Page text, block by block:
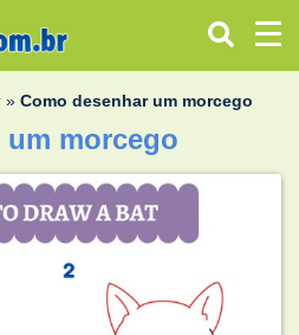
»Como desenhar um morcego
um morcego